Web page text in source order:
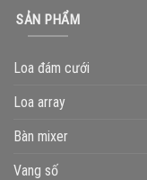
SẢN PHẨM
Loa đám cưới
Loa array
Bàn mixer
Vang số